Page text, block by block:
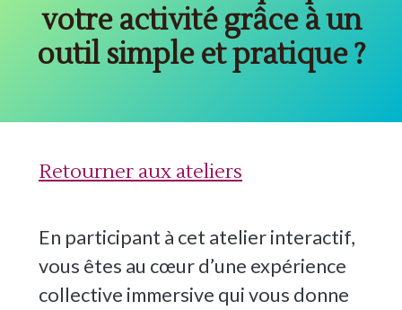
votre activité grâce à un
outil simple et pratique ?
Retourner aux ateliers
En participant à cet atelier interactif,
vous êtes au cœur d’une expérience
collective immersive qui vous donne